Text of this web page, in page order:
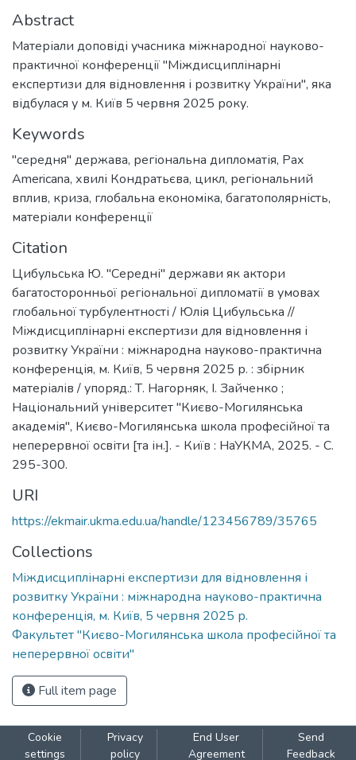
Abstract
Матеріали доповіді учасника міжнародної науково-
практичної конференції "Міждисциплінарні
експертизи для відновлення і розвитку України", яка
відбулася у м. Київ 5 червня 2025 року.
Keywords
"середня" держава, регіональна дипломатія, Pax
Americana, хвилі Кондратьєва, цикл, регіональний
вплив, криза, глобальна економіка, багатополярність,
матеріали конференції
Citation
Цибульська Ю. "Середні" держави як актори
багатосторонньої регіональної дипломатії в умовах
глобальної турбулентності / Юлія Цибульська //
Міждисциплінарні експертизи для відновлення і
розвитку України : міжнародна науково-практична
конференція, м. Київ, 5 червня 2025 р. : збірник
матеріалів / упоряд.: Т. Нагорняк, І. Зайченко ;
Національний університет "Києво-Могилянська
академія", Києво-Могилянська школа професійної та
неперервної освіти [та ін.]. - Київ : НаУКМА, 2025. - C.
295-300.
URI
https://ekmair.ukma.edu.ua/handle/123456789/35765
Collections
Міждисциплінарні експертизи для відновлення і
розвитку України : міжнародна науково-практична
конференція, м. Київ, 5 червня 2025 р.
Факультет "Києво-Могилянська школа професійної та
неперервної освіти"
Full item page
Cookie
settings
Privacy
policy
End User
Agreement
Send
Feedback